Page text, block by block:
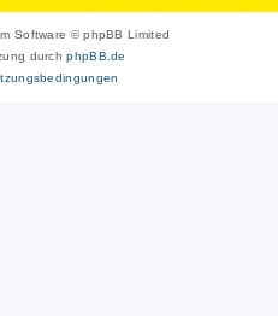
Software © phpBB Limited
durchphpBB.de